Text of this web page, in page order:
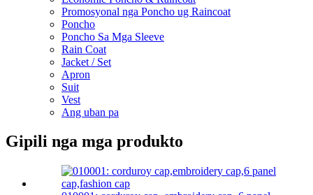
Promosyonal nga Poncho ug Raincoat
Poncho
Poncho Sa Mga Sleeve
Rain Coat
Jacket / Set
Apron
Suit
Vest
Ang uban pa
Gipili nga mga produkto